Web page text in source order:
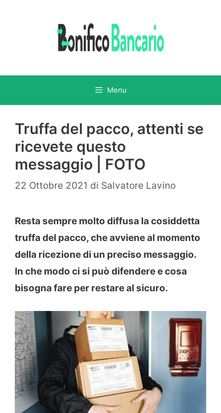
Menu
Truffa del pacco, attenti se
ricevete questo
messaggio | FOTO
22 Ottobre 2021 di Salvatore Lavino
Resta sempre molto diffusa la cosiddetta
truffa del pacco, che avviene al momento
della ricezione di un preciso messaggio.
In che modo ci si può difendere e cosa
bisogna fare per restare al sicuro.